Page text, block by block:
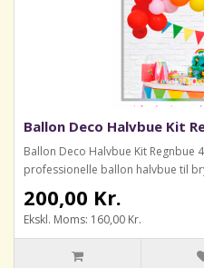
Ballon Deco Halvbue Kit
Ballon Deco Halvbue Kit Regnbue
professionelle ballon halvbue til
200,00 Kr.
Ekskl. Moms: 160,00 Kr.